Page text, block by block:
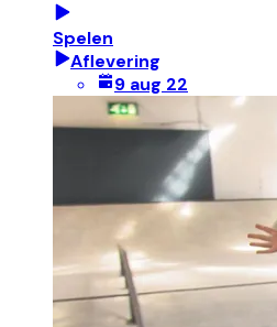
Spelen
Aflevering
9 aug 22